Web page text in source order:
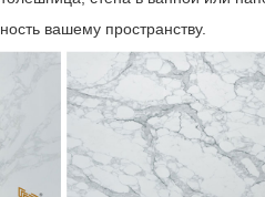
вашему пространству.